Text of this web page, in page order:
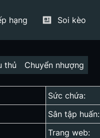
hạng Soi kèo
thủ Chuyển nhượng
Sức chứa:
Sân tập huấn:
Trang web: